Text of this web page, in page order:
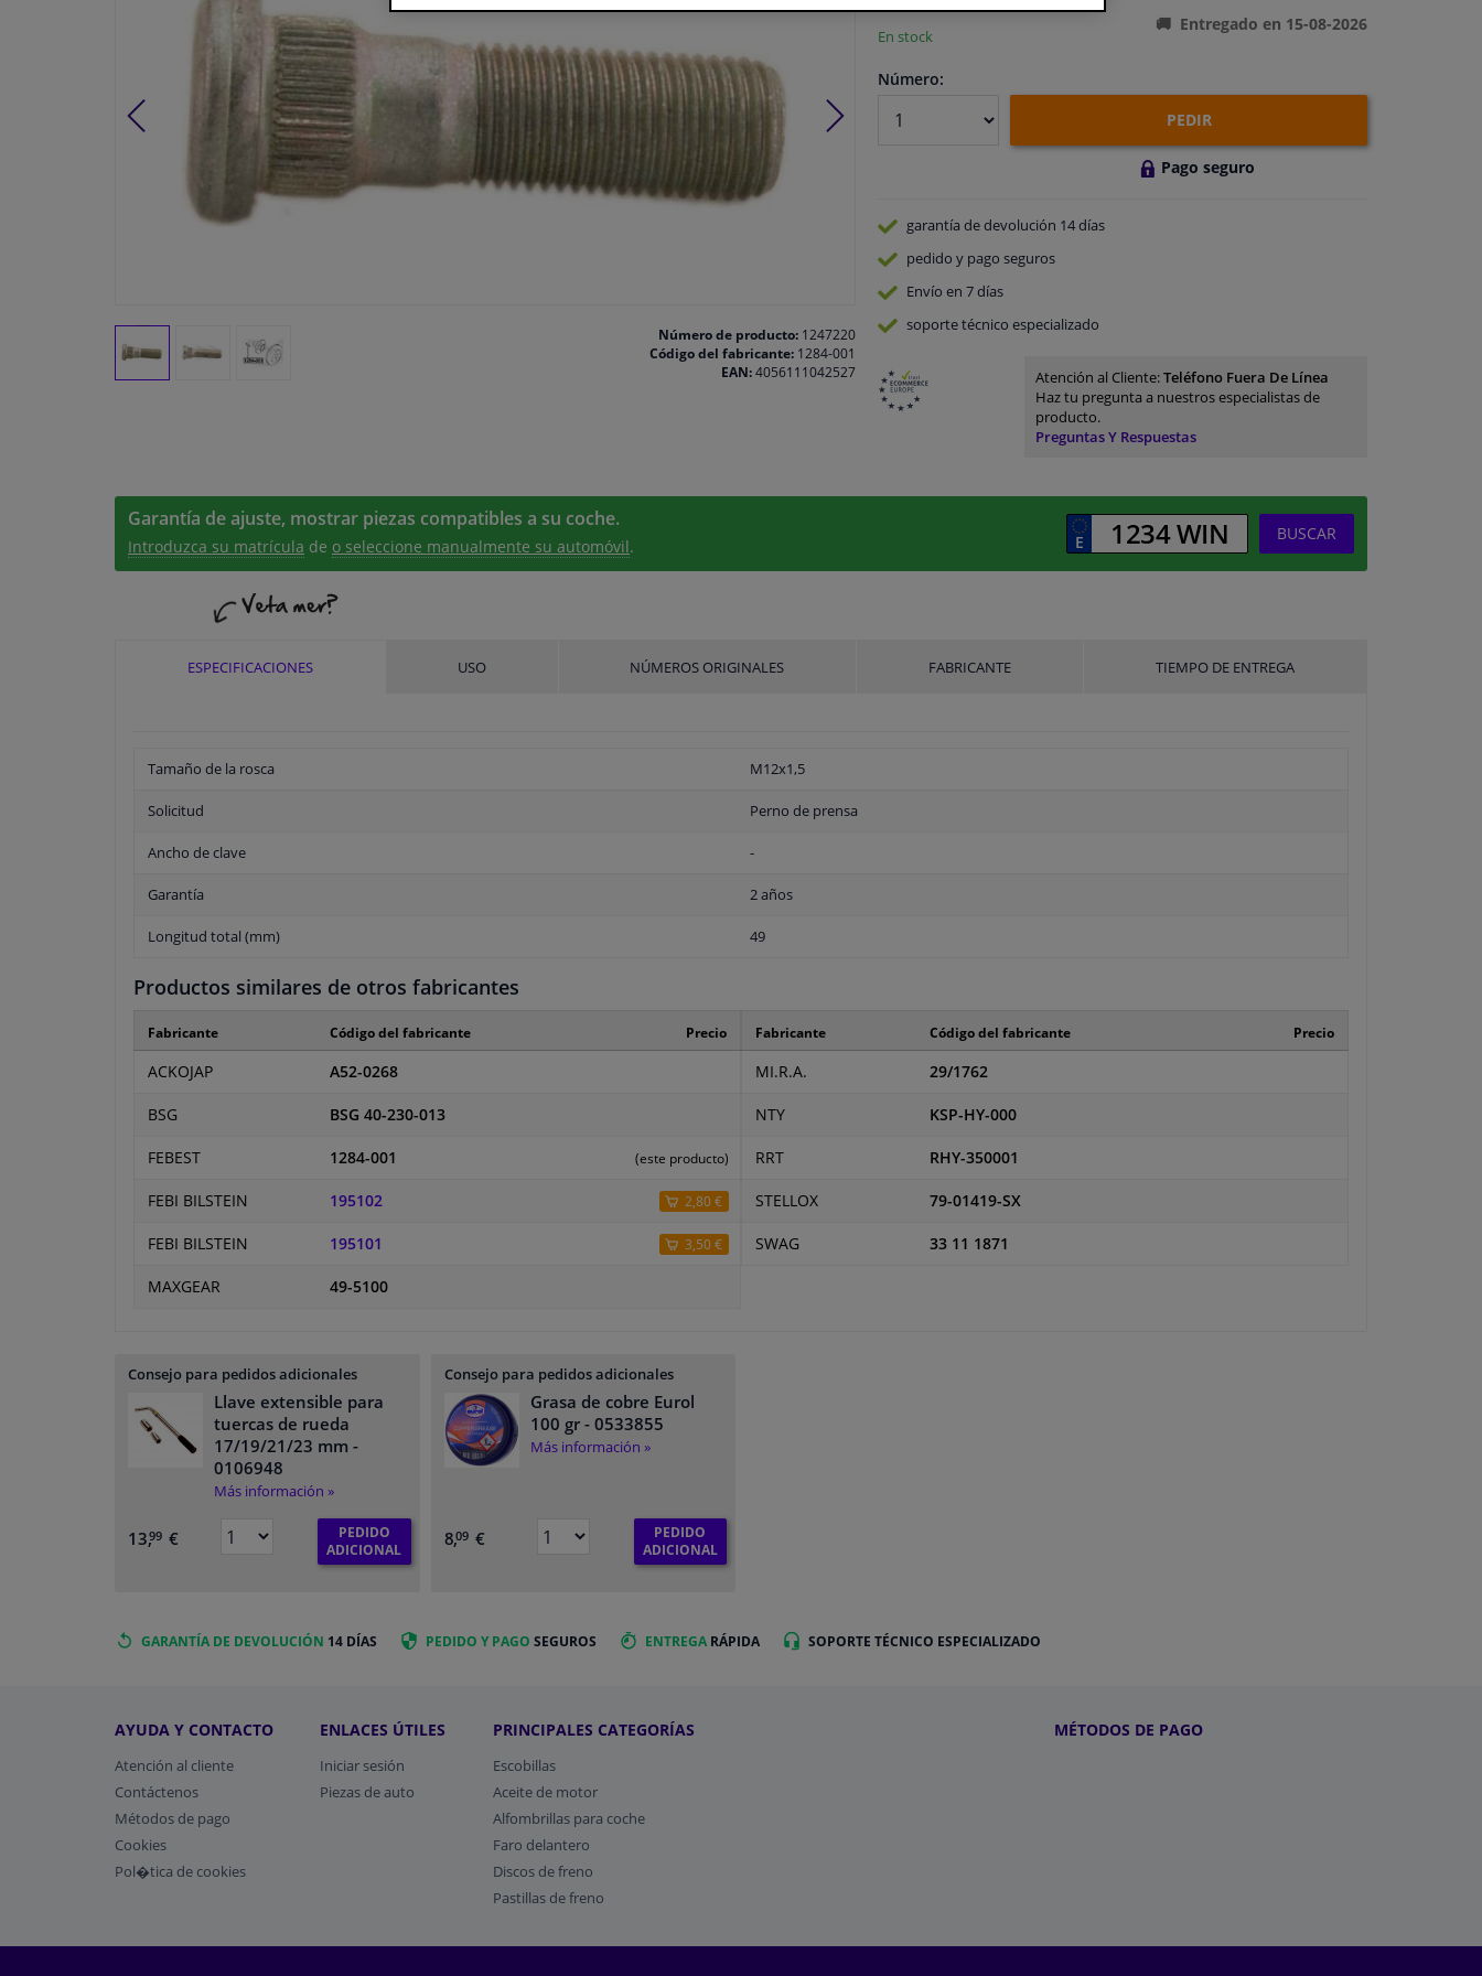
Número de producto:1247220
Código del fabricante:1284-001
EAN:4056111042527
En stock
Entregado en 15-08-2026
Número:
PEDIR
Pago seguro
garantía de devolución 14 días
pedido y pago seguros
Envío en 7 días
soporte técnico especializado
Atención al Cliente:Teléfono Fuera De Línea
Haz tu pregunta a nuestros especialistas de
producto.
Preguntas Y Respuestas
Garantía de ajuste, mostrar piezas compatibles a su coche.
Introduzca su matrícula de o seleccione manualmente su automóvil.
BUSCAR
ESPECIFICACIONES USO NÚMEROS ORIGINALES FABRICANTE TIEMPO DE ENTREGA
Tamaño de la rosca M12x1,5
Solicitud Perno de prensa
Ancho de clave -
Garantía 2 años
Longitud total (mm) 49
Productos similares de otros fabricantes
Fabricante Código del fabricante Precio
ACKOJAP A52-0268
BSG BSG 40-230-013
FEBEST 1284-001 (este producto)
FEBI BILSTEIN 195102 2,80 €
FEBI BILSTEIN 195101 3,50 €
MAXGEAR 49-5100
Fabricante Código del fabricante Precio
MI.R.A. 29/1762
NTY KSP-HY-000
RRT RHY-350001
STELLOX 79-01419-SX
SWAG 33 11 1871
Consejo para pedidos adicionales
Llave extensible para
tuercas de rueda
17/19/21/23 mm -
0106948
Más información »
13,99 €
PEDIDO
ADICIONAL
Consejo para pedidos adicionales
Grasa de cobre Eurol
100 gr- 0533855
Más información »
8,09 €
PEDIDO
ADICIONAL
GARANTÍA DE DEVOLUCIÓN 14 DÍAS PEDIDO Y PAGO SEGUROS ENTREGA RÁPIDA SOPORTE TÉCNICO ESPECIALIZADO
AYUDA Y CONTACTO
Atención al cliente
Contáctenos
Métodos de pago
​Cookies
Pol�tica de cookies
ENLACES ÚTILES
Iniciar sesión
Piezas de auto
PRINCIPALES CATEGORÍAS
Escobillas
Aceite de motor
Alfombrillas para coche
Faro delantero
Discos de freno
Pastillas de freno
MÉTODOS DE PAGO